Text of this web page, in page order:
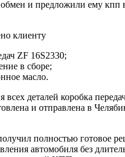
обмен и предложили ему
клиенту
ZF 16S2330;
в сборе;
масло.
всех деталей коробка
и отправлена в
полностью готовое
автомобиля без